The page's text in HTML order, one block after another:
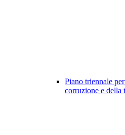
Piano triennale
corruzione e della